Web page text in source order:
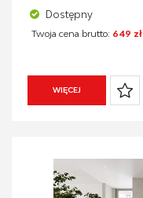
Dostępny
Twoja cena brutto: 649 zł
WIĘCEJ